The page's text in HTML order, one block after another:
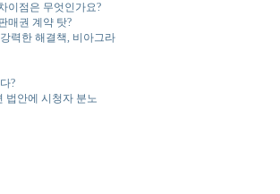
이점은 무엇인가요?
매권 계약 탓?
력한 해결책, 비아그라
?
법안에 시청자 분노